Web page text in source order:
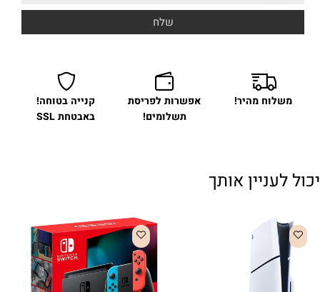
משלוח מהיר!
אפשרות לפריסת
תשלומים!
קנייה בטוחה!
באבטחת SSL
יכול לעניין אותך